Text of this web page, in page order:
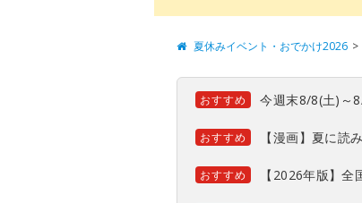
夏休みイベント・おでかけ2026
おすすめ 今週末8/8(土)～
おすすめ 【漫画】夏に読
おすすめ 【2026年版】